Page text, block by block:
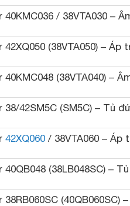
/ 38VTA030 –
(38VTA050) – Áp
(38VTA040) –
42SM5C (SM5C) – Tủ
42XQ060 / 38VTA060 – Áp
(38LB048SC) –
(40QB060SC)